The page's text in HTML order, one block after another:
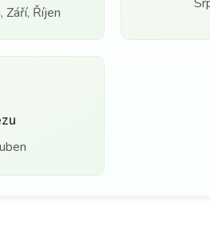
Září, Říjen